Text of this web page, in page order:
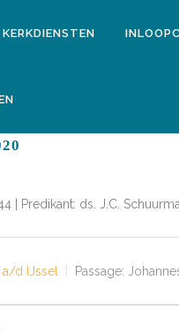
| Predikant: ds. J.C.
a/d IJssel Passage: